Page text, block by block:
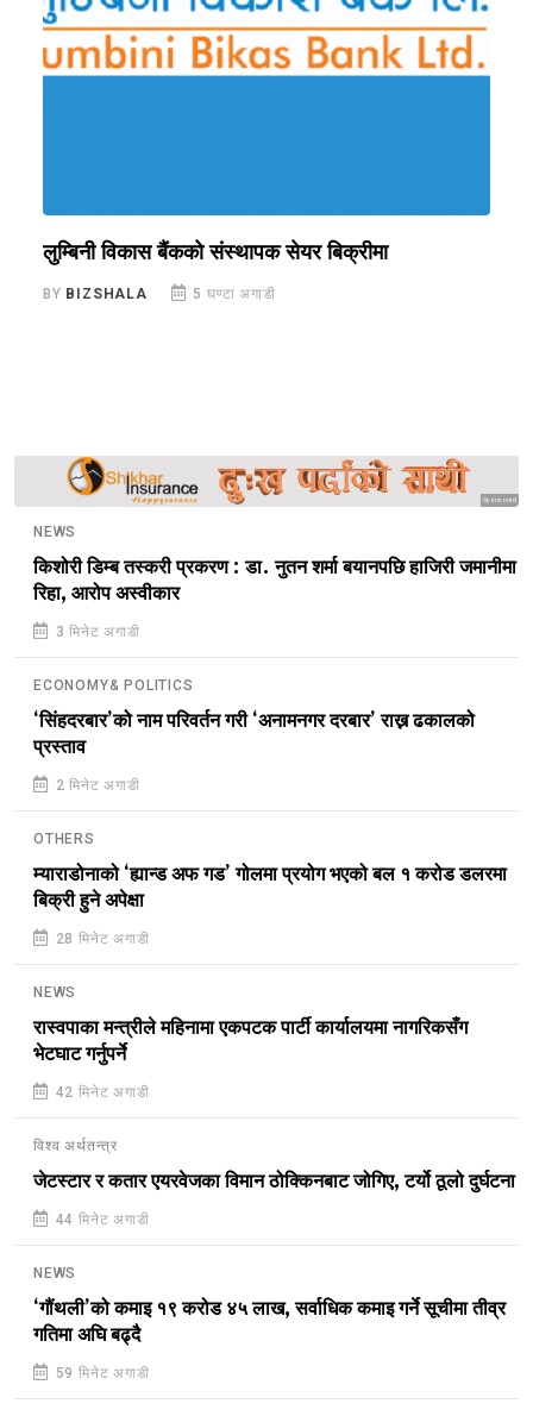
लुम्बिनी विकास बैंकको संस्थापक सेयर बिक्रीमा
BY BIZSHALA 5 घण्टा अगाडी
Sponsored
NEWS
किशोरी डिम्ब तस्करी प्रकरण : डा. नुतन शर्मा बयानपछि हाजिरी जमानीमा
रिहा, आरोप अस्वीकार
3 मिनेट अगाडी
ECONOMY& POLITICS
‘सिंहदरबार’को नाम परिवर्तन गरी ‘अनामनगर दरबार’ राख्न ढकालको
प्रस्ताव
2 मिनेट अगाडी
OTHERS
म्याराडोनाको ‘ह्यान्ड अफ गड’ गोलमा प्रयोग भएको बल १ करोड डलरमा
बिक्री हुने अपेक्षा
28 मिनेट अगाडी
NEWS
रास्वपाका मन्त्रीले महिनामा एकपटक पार्टी कार्यालयमा नागरिकसँग
भेटघाट गर्नुपर्ने
42 मिनेट अगाडी
विश्व अर्थतन्त्र
जेटस्टार र कतार एयरवेजका विमान ठोक्किनबाट जोगिए, टर्यो ठूलो दुर्घटना
44 मिनेट अगाडी
NEWS
‘गौंथली’को कमाइ १९ करोड ४५ लाख, सर्वाधिक कमाइ गर्ने सूचीमा तीव्र
गतिमा अघि बढ्दै
59 मिनेट अगाडी